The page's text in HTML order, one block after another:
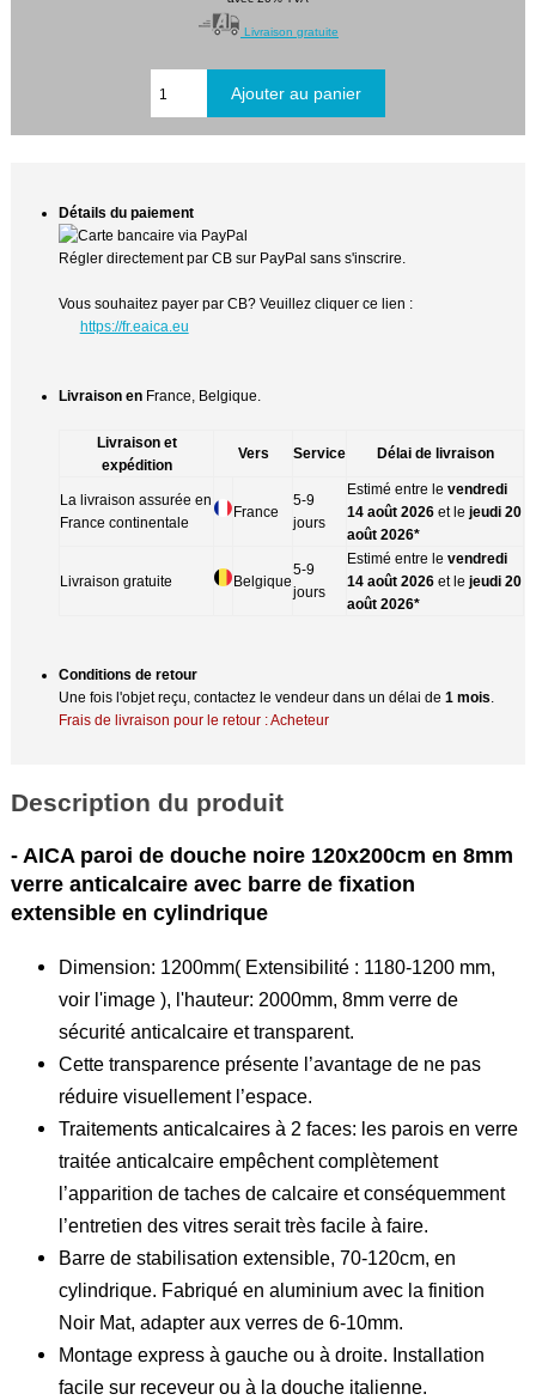
Livraison gratuite
Détails du paiement
Régler directement par CB sur PayPal sans s'inscrire.
Vous souhaitez payer par CB? Veuillez cliquer ce lien :
https://fr.eaica.eu
Livraison en France, Belgique.
Livraison et
expédition
Vers Service Délai de livraison
La livraison assurée en
France continentale
France
5-9
jours
Estimé entre levendredi
14 août 2026 et lejeudi 20
août 2026*
Livraison gratuite Belgique
5-9
jours
Estimé entre levendredi
14 août 2026 et lejeudi 20
août 2026*
Conditions de retour
Une fois l'objet reçu, contactez le vendeur dans un délai de1 mois
Frais de livraison pour le retour : Acheteur
Description du produit
- AICA paroi de douche noire 120x200cm en 8mm
verre anticalcaire avec barre de fixation
extensible en cylindrique
Dimension: 1200mm( Extensibilité : 1180-1200 mm,
voir l'image ), l'hauteur: 2000mm, 8mm verre de
sécurité anticalcaire et transparent.
Cette transparence présente l’avantage de ne pas
réduire visuellement l’espace.
Traitements anticalcaires à 2 faces: les parois en verre
traitée anticalcaire empêchent complètement
l’apparition de taches de calcaire et conséquemment
l’entretien des vitres serait très facile à faire.
Barre de stabilisation extensible, 70-120cm, en
cylindrique. Fabriqué en aluminium avec la finition
Noir Mat, adapter aux verres de 6-10mm.
Montage express à gauche ou à droite. Installation
facile sur receveur ou à la douche italienne.